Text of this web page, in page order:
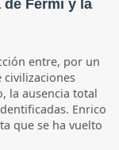
de Fermi y la
entre, por un
civilizaciones
la ausencia total
Enrico
que se ha vuelto